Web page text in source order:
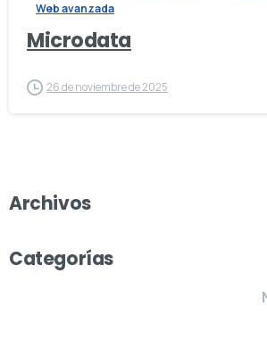
Web avanzada
Microdata
26 de noviembre de 2025
Archivos
Categorías